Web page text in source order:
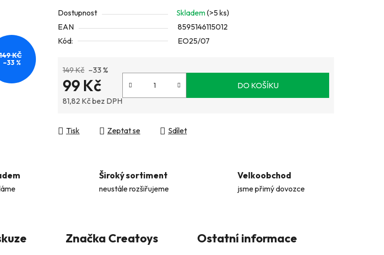
hvězdiček.
Dostupnost Skladem(>5 ks)
EAN
8595146115012
Kód:
EO25/07
149 Kč –33 %
99 Kč
81,82 Kč bez DPH
DO KOŠÍKU
Tisk Zeptat se Sdílet
KČ
–33 %
Široký sortiment
neustále rozšiřujeme
Velkoobchod
jsme přimý dovozce
Značka Creatoys Ostatní informace